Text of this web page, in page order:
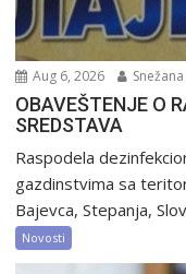
Aug 6, 2026
OBAVEŠTENJE O
SREDSTAVA
Raspodela
gazdinstvima sa
Bajevca, Stepanja,
Novosti